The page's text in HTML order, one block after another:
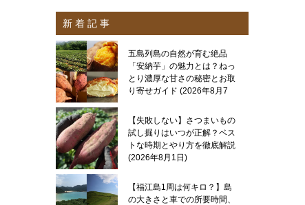
新 着 記 事
五島列島の自然が育む絶品
「安納芋」の魅力とは？ねっ
とり濃厚な甘さの秘密とお取
り寄せガイド 2026年8月7
【失敗しない】さつまいもの
試し掘りはいつが正解？ベス
トな時期とやり方を徹底解説
2026年8月1日
【福江島1周は何キロ？】島
の大きさと車での所要時間、